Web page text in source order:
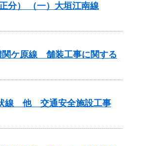
分） （一）大垣江南線
関ケ原線 舗装工事に関する
状線 他 交通安全施設工事